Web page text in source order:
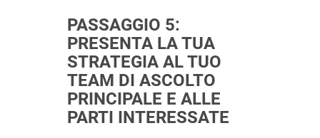
PASSAGGIO 5:
PRESENTA LA TUA
STRATEGIA AL TUO
TEAM DI ASCOLTO
PRINCIPALE E ALLE
PARTI INTERESSATE